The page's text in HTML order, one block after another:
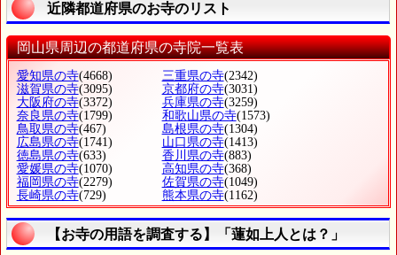
近隣都道府県のお寺のリスト
岡山県周辺の都道府県の寺院一覧表
愛知県の寺(4668) 三重県の寺(2342)
滋賀県の寺(3095) 京都府の寺(3031)
大阪府の寺(3372) 兵庫県の寺(3259)
奈良県の寺(1799) 和歌山県の寺(1573)
鳥取県の寺(467) 島根県の寺(1304)
広島県の寺(1741) 山口県の寺(1413)
徳島県の寺(633) 香川県の寺(883)
愛媛県の寺(1070) 高知県の寺(368)
福岡県の寺(2279) 佐賀県の寺(1049)
長崎県の寺(729) 熊本県の寺(1162)
【お寺の用語を調査する】「蓮如上人とは？」